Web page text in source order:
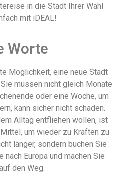
in die Stadt Ihrer Wahl
mit iDEAL!
Worte
Möglichkeit, eine neue Stadt
müssen nicht gleich Monate
oder eine Woche, um
kann sicher nicht schaden.
Alltag entfliehen wollen, ist
um wieder zu Kräften zu
länger, sondern buchen Sie
Europa und machen Sie
den Weg.